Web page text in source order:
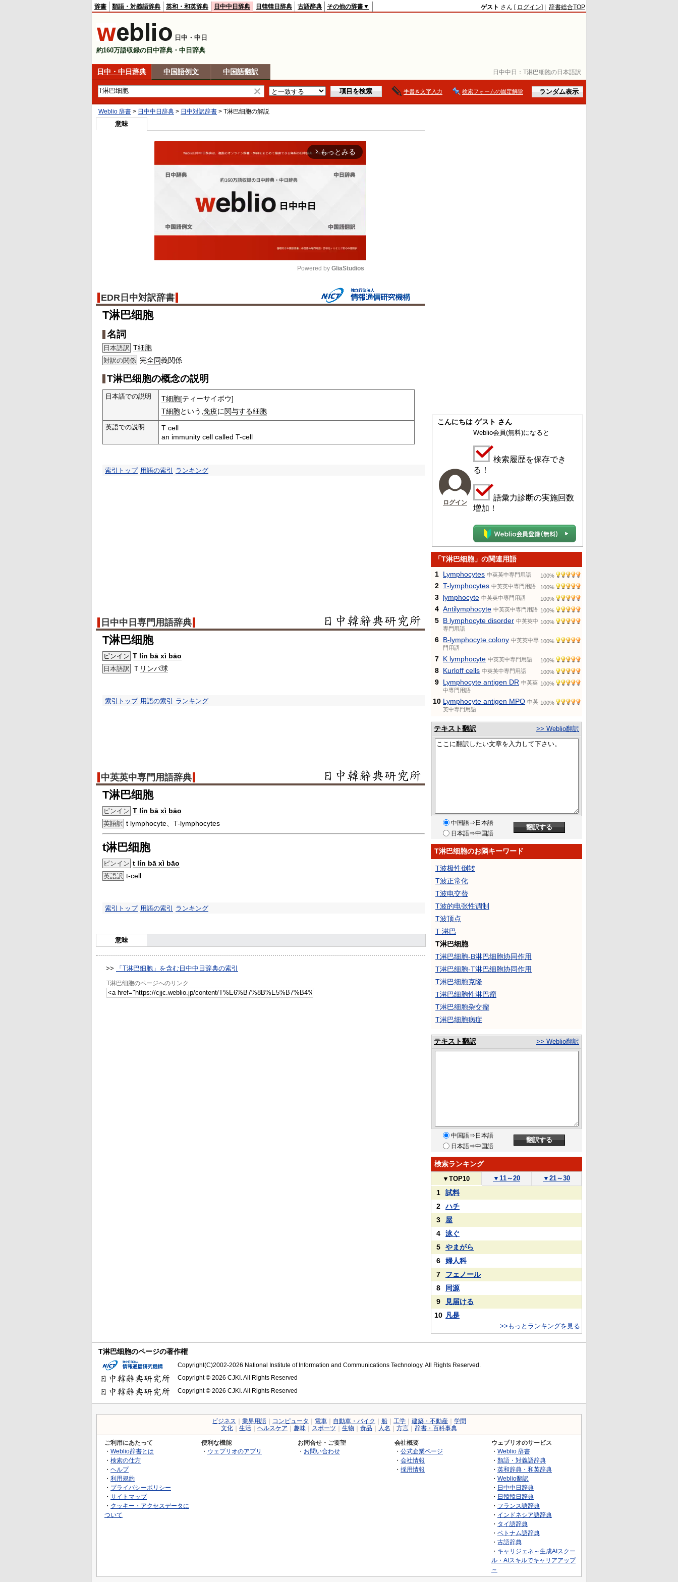
日中中日： T淋巴细胞の日本語訳
辞書 類語・対義語辞典 英和・和英辞典 日中中日辞典 日韓韓日辞典 古語辞典 その他の辞書▼ ゲスト さん [ ログイン] | 辞書総合TOP
日中・中日
約160万語収録の日中辞典・中日辞典
日中・中日辞典 中国語例文 中国語翻訳
手書き文字入力 検索フォームの固定解除
Weblio 辞書 > 日中中日辞典 > 日中対訳辞書 > T淋巴细胞の解説
意味
arrow_forward_ios もっとみる
Mute
Powered by GliaStudios
EDR日中対訳辞書
T淋巴细胞
名詞
日本語訳 T細胞
対訳の関係 完全同義関係
T淋巴细胞の概念の説明
日本語での説明 T細胞[ティーサイボウ]
T細胞という, 免疫に関与する細胞
英語での説明
T cell
an immunity cell called T-cell
索引トップ 用語の索引 ランキング
日中中日専門用語辞典
T淋巴细胞
ピンイン T lín bā xì bāo
日本語訳 Ｔ リンパ球
索引トップ 用語の索引 ランキング
中英英中専門用語辞典
T淋巴细胞
ピンイン T lín bā xì bāo
英語訳 t lymphocyte、T-lymphocytes
t淋巴细胞
ピンイン t lín bā xì bāo
英語訳 t-cell
索引トップ 用語の索引 ランキング
意味
>> 「T淋巴细胞」を含む日中中日辞典の索引
T淋巴细胞のページへのリンク
こんにちは ゲスト さん
ログイン
Weblio会員(無料)になると
検索履歴を保存でき
る！
語彙力診断の実施回数
増加！
「T淋巴细胞」の関連用語
1 Lymphocytes 中英英中専門用語 100%
2 T-lymphocytes 中英英中専門用語 100%
3 lymphocyte 中英英中専門用語 100%
4 Antilymphocyte 中英英中専門用語 100%
5 B lymphocyte disorder 中英英中
専門用語
100%
6 B-lymphocyte colony 中英英中専
門用語
100%
7 K lymphocyte 中英英中専門用語 100%
8 Kurloff cells 中英英中専門用語 100%
9 Lymphocyte antigen DR 中英英
中専門用語
100%
10 Lymphocyte antigen MPO 中英
英中専門用語
100%
テキスト翻訳 >> Weblio翻訳
中国語⇒日本語
日本語⇒中国語
T淋巴细胞のお隣キーワード
T波极性倒转
T波正常化
T波电交替
T波的电张性调制
T波顶点
T 淋巴
T淋巴细胞
T淋巴细胞-B淋巴细胞协同作用
T淋巴细胞-T淋巴细胞协同作用
T淋巴细胞克隆
T淋巴细胞性淋巴瘤
T淋巴细胞杂交瘤
T淋巴细胞病症
テキスト翻訳 >> Weblio翻訳
中国語⇒日本語
日本語⇒中国語
検索ランキング
▼ TOP10 ▼ 11～20 ▼ 21～30
1
試料
2
ハチ
3
屋
4
泳ぐ
5
やまがら
6
婦人科
7
フェノール
8
同源
9
見届ける
10 凡是
>>もっとランキングを見る
T淋巴细胞のページの著作権
Copyright(C)2002-2026 National Institute of Information and Communications Technology. All Rights Reserved.
Copyright © 2026 CJKI. All Rights Reserved
Copyright © 2026 CJKI. All Rights Reserved
ビジネス 業界用語 コンピュータ 電車 自動車・バイク 船 工学 建築・不動産
学問
文化
生活 ヘルスケア 趣味 スポーツ 生物 食品 人名 方言 辞書・百科事典
ご利用にあたって
・ Weblio辞書とは
・ 検索の仕方
・ ヘルプ
・ 利用規約
・ プライバシーポリシー
・ サイトマップ
・ クッキー・アクセスデータに
ついて
便利な機能
・ ウェブリオのアプリ
お問合せ・ご要望
・ お問い合わせ
会社概要
・ 公式企業ページ
・ 会社情報
・ 採用情報
ウェブリオのサービス
・ Weblio 辞書
・ 類語・対義語辞典
・ 英和辞典・和英辞典
・ Weblio翻訳
・ 日中中日辞典
・ 日韓韓日辞典
・ フランス語辞典
・ インドネシア語辞典
・ タイ語辞典
・ ベトナム語辞典
・ 古語辞典
・ キャリジェネ～生成AIスクー
ル・AIスキルでキャリアアップ
～